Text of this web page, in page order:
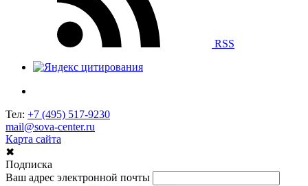
RSS
Тел: +7 (495) 517-9230
mail@sova-center.ru
Карта сайта
✖
Подписка
Ваш адрес электронной почты